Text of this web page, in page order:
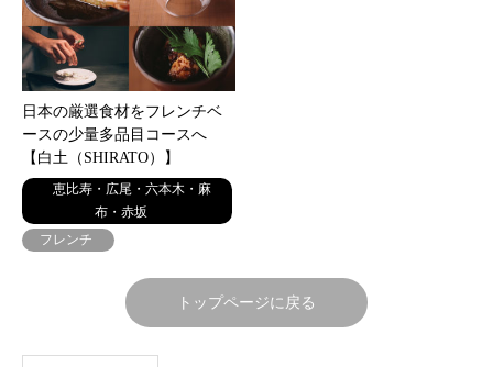
日本の厳選食材をフレンチベ
ースの少量多品目コースへ
【白土（SHIRATO）】
恵比寿・広尾・六本木・麻
布・赤坂
フレンチ
トップページに戻る